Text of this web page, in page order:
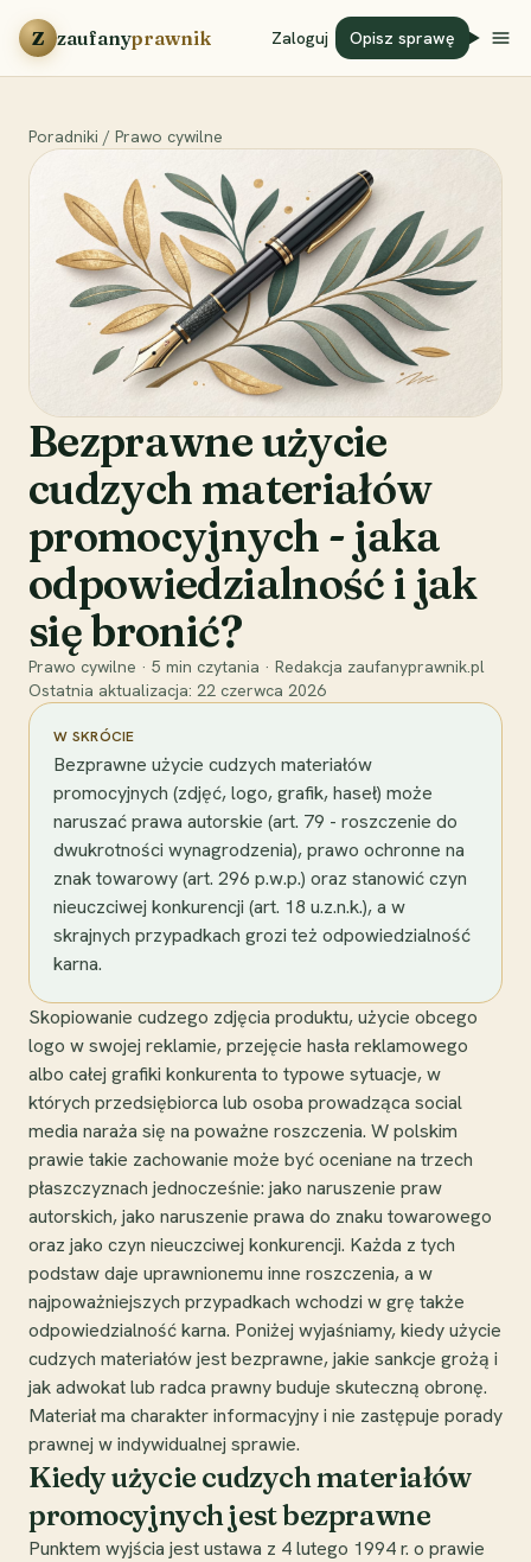
Przejdź do treści
Z zaufanyprawnik Zaloguj Opisz sprawę
Poradniki / Prawo cywilne
Bezprawne użycie
cudzych materiałów
promocyjnych - jaka
odpowiedzialność i jak
się bronić?
Prawo cywilne · 5 min czytania · Redakcja zaufanyprawnik.pl
Ostatnia aktualizacja: 22 czerwca 2026
W SKRÓCIE
Bezprawne użycie cudzych materiałów
promocyjnych (zdjęć, logo, grafik, haseł) może
naruszać prawa autorskie (art. 79 - roszczenie do
dwukrotności wynagrodzenia), prawo ochronne na
znak towarowy (art. 296 p.w.p.) oraz stanowić czyn
nieuczciwej konkurencji (art. 18 u.z.n.k.), a w
skrajnych przypadkach grozi też odpowiedzialność
karna.
Skopiowanie cudzego zdjęcia produktu, użycie obcego
logo w swojej reklamie, przejęcie hasła reklamowego
albo całej grafiki konkurenta to typowe sytuacje, w
których przedsiębiorca lub osoba prowadząca social
media naraża się na poważne roszczenia. W polskim
prawie takie zachowanie może być oceniane na trzech
płaszczyznach jednocześnie: jako naruszenie praw
autorskich, jako naruszenie prawa do znaku towarowego
oraz jako czyn nieuczciwej konkurencji. Każda z tych
podstaw daje uprawnionemu inne roszczenia, a w
najpoważniejszych przypadkach wchodzi w grę także
odpowiedzialność karna. Poniżej wyjaśniamy, kiedy użycie
cudzych materiałów jest bezprawne, jakie sankcje grożą i
jak adwokat lub radca prawny buduje skuteczną obronę.
Materiał ma charakter informacyjny i nie zastępuje porady
prawnej w indywidualnej sprawie.
Kiedy użycie cudzych materiałów
promocyjnych jest bezprawne
Punktem wyjścia jest ustawa z 4 lutego 1994 r. o prawie